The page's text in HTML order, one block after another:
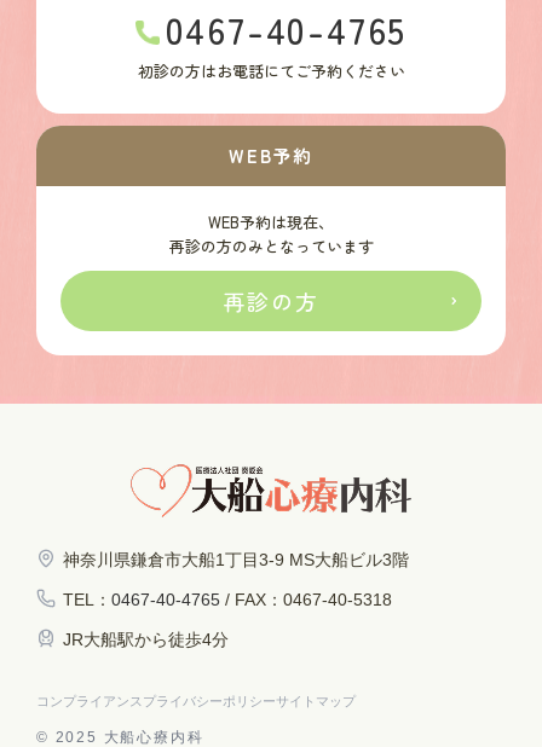
0467-40-4765
初診の方はお電話にてご予約ください
WEB予約
WEB予約は現在、
再診の方のみとなっています
再診の方
神奈川県鎌倉市大船1丁目3-9 MS大船ビル3階
TEL： 0467-40-4765 / FAX：0467-40-5318
JR大船駅から徒歩4分
コンプライアンス プライバシーポリシーサイトマップ
© 2025 大船心療内科